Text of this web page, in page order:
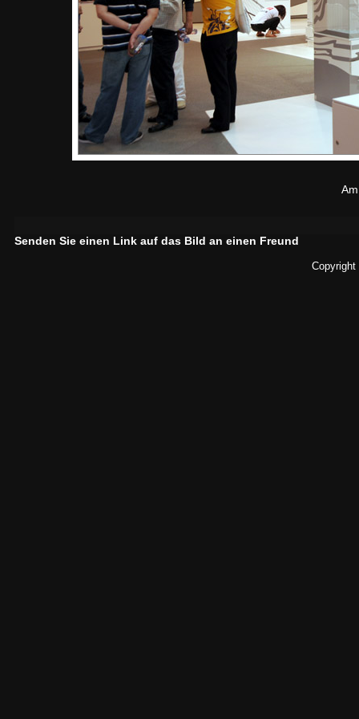
Senden Sie einen Link auf das Bild an einen Freund